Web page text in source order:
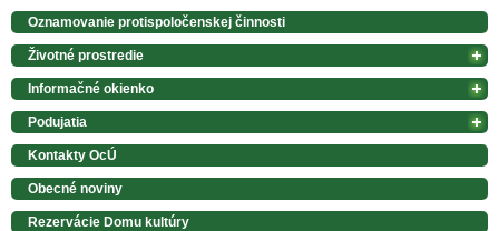
Oznamovanie protispoločenskej činnosti
Životné prostredie
Informačné okienko
Podujatia
Kontakty OcÚ
Obecné noviny
Rezervácie Domu kultúry